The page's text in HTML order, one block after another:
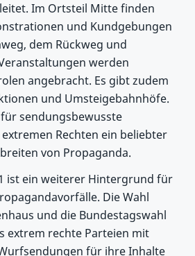
Im Ortsteil Mitte finden
und Kundgebungen
dem Rückweg und
werden
angebracht. Es gibt zudem
und Umsteigebahnhöfe.
sendungsbewusste
Rechten ein beliebter
von Propaganda.
ist ein weiterer Hintergrund für
Die Wahl
und die Bundestagswahl
extrem rechte Parteien mit
für ihre Inhalte